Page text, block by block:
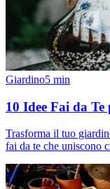
Giardino5 min
10 Idee Fai da
Trasforma il tuo
fai da te che uniscono